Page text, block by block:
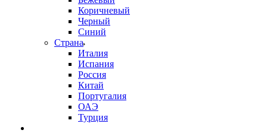
Коричневый
Черный
Синий
Страна
Италия
Испания
Россия
Китай
Португалия
ОАЭ
Турция